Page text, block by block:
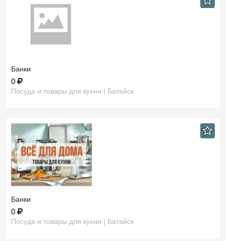
Банки
0
Посуда и товары для кухни | Батайск
Банки
0
Посуда и товары для кухни | Батайск